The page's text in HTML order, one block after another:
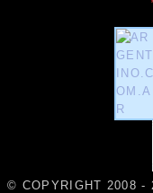
© COPYRIGHT 2008